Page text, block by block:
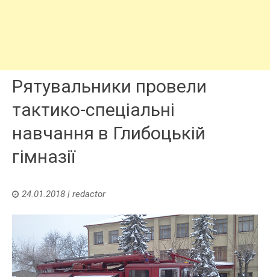
Рятувальники провели
тактико-спеціальні
навчання в Глибоцькій
гімназії
24.01.2018 | redactor